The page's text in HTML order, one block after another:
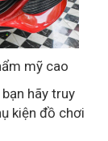
mỹ cao
hãy truy
kiện đồ chơi